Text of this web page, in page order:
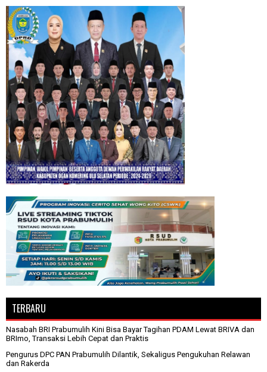
TERBARU
Nasabah BRI Prabumulih Kini Bisa Bayar Tagihan PDAM Lewat BRIVA dan
BRImo, Transaksi Lebih Cepat dan Praktis
Pengurus DPC PAN Prabumulih Dilantik, Sekaligus Pengukuhan Relawan
dan Rakerda